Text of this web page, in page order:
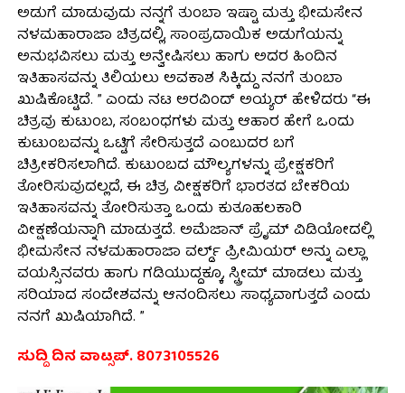
ಅಡುಗೆ ಮಾಡುವುದು ನನ್ನಗೆ ತುಂಬಾ ಇಷ್ಟಾ ಮತ್ತು ಭೀಮಸೇನ
ನಳಮಹಾರಾಜಾ ಚಿತ್ರದಲ್ಲಿ, ಸಾಂಪ್ರದಾಯಿಕ ಅಡುಗೆಯನ್ನು
ಅನುಭವಿಸಲು ಮತ್ತು ಅನ್ವೇಷಿಸಲು ಹಾಗು ಅದರ ಹಿಂದಿನ
ಇತಿಹಾಸವನ್ನು ತಿಲಿಯಲು ಅವಕಾಶ ಸಿಕ್ಕಿದ್ದು ನನಗೆ ತುಂಬಾ
ಖುಷಿಕೊಟ್ಟಿದೆ. ” ಎಂದು ನಟ ಅರವಿಂದ್ ಅಯ್ಯರ್ ಹೇಳಿದರು “ಈ
ಚಿತ್ರವು ಕುಟುಂಬ, ಸಂಬಂಧಗಳು ಮತ್ತು ಆಹಾರ ಹೇಗೆ ಒಂದು
ಕುಟುಂಬವನ್ನು ಒಟ್ಟಿಗೆ ಸೇರಿಸುತ್ತದೆ ಎಂಬುದರ ಬಗೆ
ಚಿತ್ರೀಕರಿಸಲಾಗಿದೆ. ಕುಟುಂಬದ ಮೌಲ್ಯಗಳನ್ನು ಪ್ರೇಕ್ಷಕರಿಗೆ
ತೋರಿಸುವುದಲ್ಲದೆ, ಈ ಚಿತ್ರ ವೀಕ್ಷಕರಿಗೆ ಭಾರತದ ಬೇಕರಿಯ
ಇತಿಹಾಸವನ್ನು ತೋರಿಸುತ್ತಾ ಒಂದು ಕುತೂಹಲಕಾರಿ
ವೀಕ್ಷಣೆಯನ್ನಾಗಿ ಮಾಡುತ್ತದೆ. ಅಮೆಜಾನ್ ಪ್ರೈಮ್ ವಿಡಿಯೋದಲ್ಲಿ
ಭೀಮಸೇನ ನಳಮಹಾರಾಜಾ ವರ್ಲ್ಡ್ ಪ್ರೀಮಿಯರ್ ಅನ್ನು ಎಲ್ಲಾ
ವಯಸ್ಸಿನವರು ಹಾಗು ಗಡಿಯುದ್ದಕ್ಕೂ, ಸ್ಟ್ರೀಮ್ ಮಾಡಲು ಮತ್ತು
ಸರಿಯಾದ ಸಂದೇಶವನ್ನು ಆನಂದಿಸಲು ಸಾಧ್ಯವಾಗುತ್ತದೆ ಎಂದು
ನನಗೆ ಖುಷಿಯಾಗಿದೆ. ”
ಸುದ್ದಿ ದಿನ ವಾಟ್ಸಪ್. 8073105526